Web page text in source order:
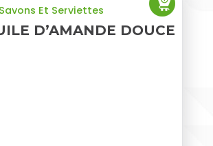
Savons Et Serviettes
D’AMANDE DOUCE